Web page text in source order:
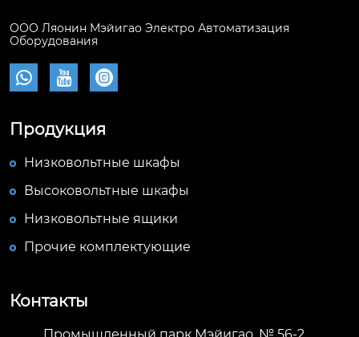
ООО Ляонин Мэйигао Электро Автоматизация
Оборудования
  
Продукция
Низковольтные шкафы
Высоковольтные шкафы
Низковольтные ящики
Прочие комплектующие
Контакты